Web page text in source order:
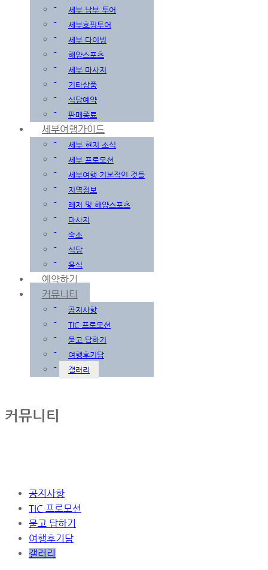
-
세부 남부 투어
-
세부호핑투어
-
세부 다이빙
-
해양스포츠
-
세부 마사지
-
기타상품
-
식당예약
-
판매종료
세부여행가이드
-
세부 현지 소식
-
세부 프로모션
-
세부여행 기본적인 것들
-
지역정보
-
레저 및 해양스포츠
-
마사지
-
숙소
-
식당
-
음식
예약하기
커뮤니티
-
공지사항
-
TIC 프로모션
-
묻고 답하기
-
여행후기담
-
갤러리
Sub
Promotion
커뮤니티
공지사항
TIC 프로모션
묻고 답하기
여행후기담
갤러리